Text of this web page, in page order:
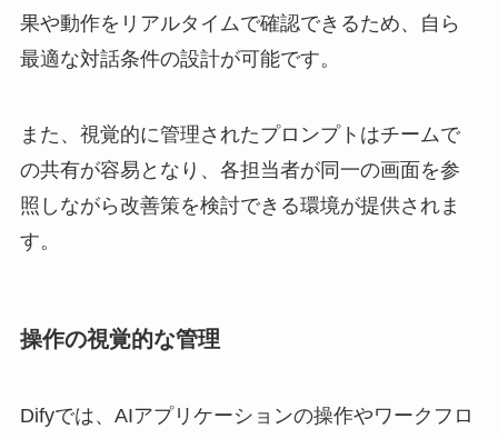
果や動作をリアルタイムで確認できるため、自ら
最適な対話条件の設計が可能です。
また、視覚的に管理されたプロンプトはチームで
の共有が容易となり、各担当者が同一の画面を参
照しながら改善策を検討できる環境が提供されま
す。
操作の視覚的な管理
Difyでは、AIアプリケーションの操作やワークフロ